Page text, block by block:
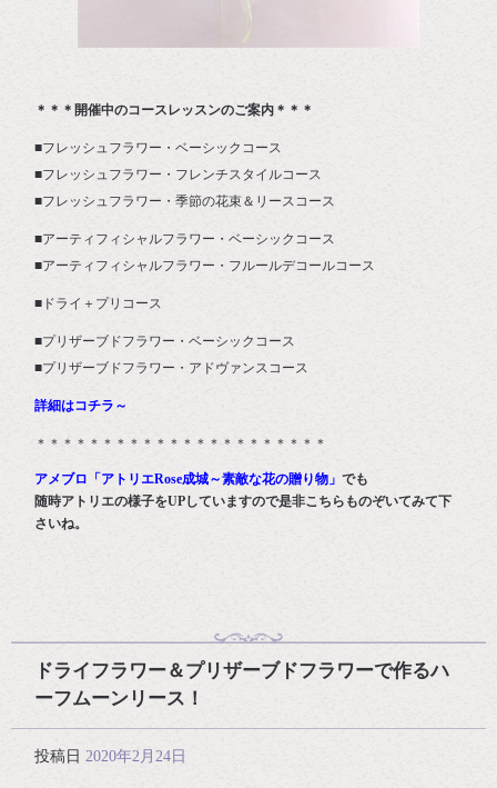
＊＊＊開催中のコースレッスンのご案内＊＊＊
■フレッシュフラワー・ベーシックコース
■フレッシュフラワー・フレンチスタイルコース
■フレッシュフラワー・季節の花束＆リースコース
■アーティフィシャルフラワー・ベーシックコース
■アーティフィシャルフラワー・フルールデコールコース
■ドライ＋プリコース
■プリザーブドフラワー・ベーシックコース
■プリザーブドフラワー・アドヴァンスコース
詳細はコチラ～
＊＊＊＊＊＊＊＊＊＊＊＊＊＊＊＊＊＊＊＊＊＊
アメブロ「アトリエRose成城～素敵な花の贈り物」でも
随時アトリエの様子をUPしていますので是非こちらものぞいてみて下
さいね。
ドライフラワー＆プリザーブドフラワーで作るハ
ーフムーンリース！
投稿日 2020年2月24日